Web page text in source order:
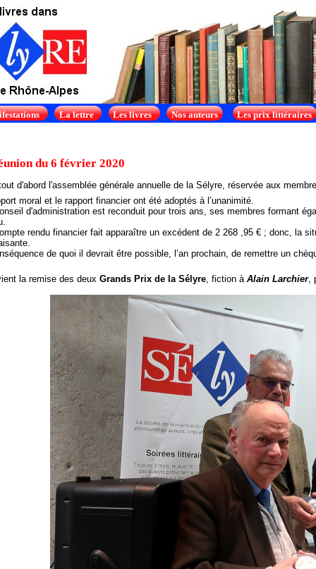
La lettre Les livres Nos auteurs Les prix littéraires
du 6 février 2020
d'abord l'assemblée générale annuelle de la Sélyre, réservée aux
moral et le rapport financier ont été adoptés à l’unanimité.
d'administration est reconduit pour trois ans, ses membres formant
rendu financier fait apparaître un excédent de 2 268 ,95 € ; donc, la
de quoi il devrait être possible, l’an prochain, de remettre un
la remise des deux Grands Prix de la Sélyre, fiction à Alain Larchier,